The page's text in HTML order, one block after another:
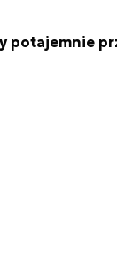
potajemnie